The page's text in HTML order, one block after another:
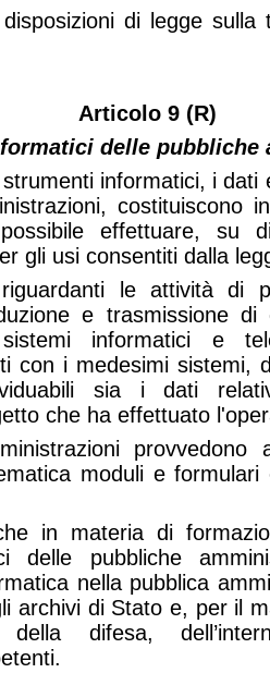
di legge sulla
Articolo 9 (R)
delle pubbliche
informatici, i dati
costituiscono
effettuare, su
gli usi consentiti dalla
le attività di
e trasmissione
informatici e
con i medesimi sistemi,
sia i dati
che ha effettuato
moduli e
in materia di
delle pubbliche
nella pubblica
archivi di Stato e, per il
della difesa,